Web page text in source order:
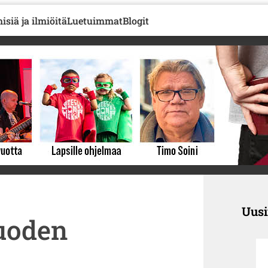
ja ilmiöitäLuetuimmatBlogit